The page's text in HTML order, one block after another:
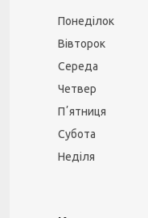
Понеділок
Вівторок
Середа
Четвер
Пʼятниця
Субота
Неділя